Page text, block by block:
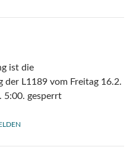
ist die
L1189 vom Freitag 16.2.
5:00. gesperrt